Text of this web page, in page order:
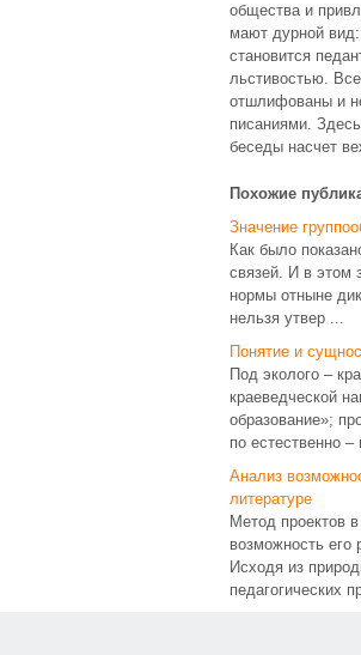
общества и
мают дурной вид:
становится
льстивостью.
отшлифованы и
писаниями.
беседы насчет
Похожие
Значение
Как было
связей. И в этом
нормы отныне
нельзя утвер ...
Понятие и
Под эколого –
краеведческой
образование»;
по естественно
Анализ
литературе
Метод проектов
возможность его
Исходя из
педагогических